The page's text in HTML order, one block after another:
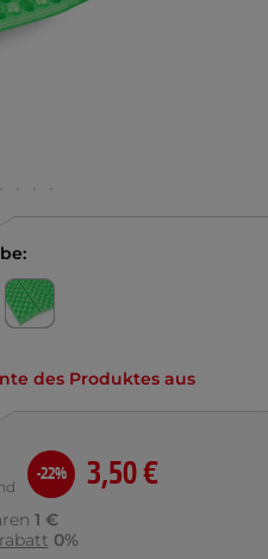
des Produktes aus
3,50 €
-22%
1 €
0%